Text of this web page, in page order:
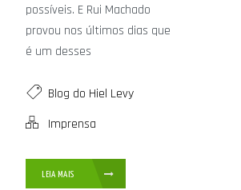
possíveis. E Rui Machado
provou nos últimos dias que
é um desses
Blog do Hiel Levy
Imprensa
LEIA MAIS